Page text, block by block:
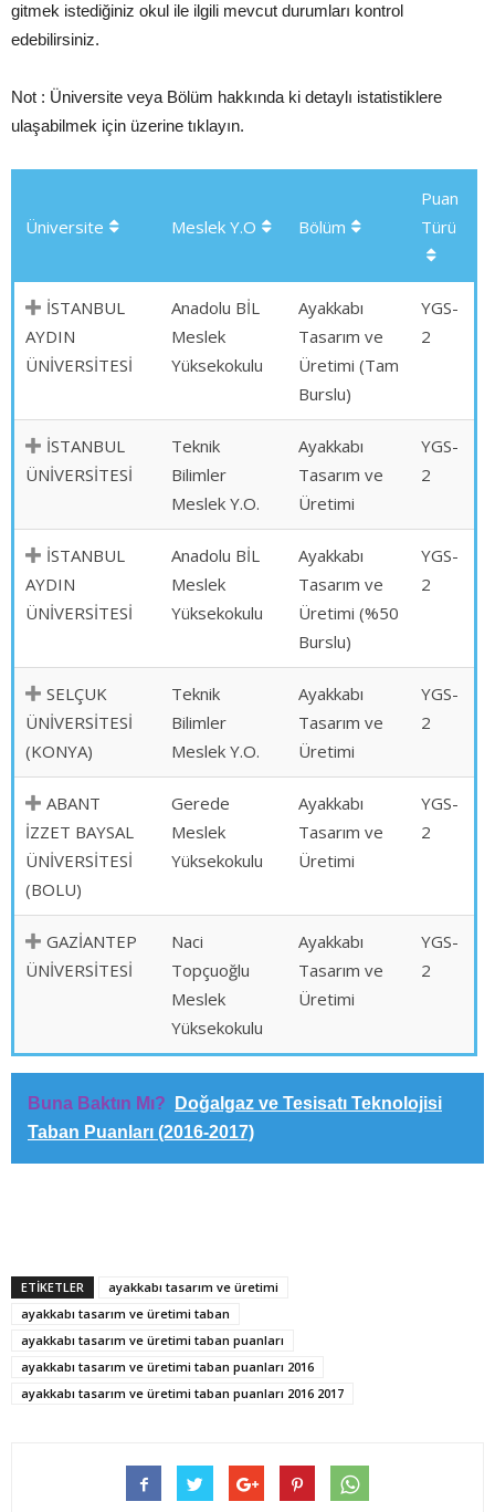
gitmek istediğiniz okul ile ilgili mevcut durumları kontrol
edebilirsiniz.
Not : Üniversite veya Bölüm hakkında ki detaylı istatistiklere
ulaşabilmek için üzerine tıklayın.
Üniversite Meslek Y.O Bölüm
Puan
Türü
İSTANBUL
AYDIN
ÜNİVERSİTESİ
Anadolu BİL
Meslek
Yüksekokulu
Ayakkabı
Tasarım ve
Üretimi (Tam
Burslu)
YGS-
2
İSTANBUL
ÜNİVERSİTESİ
Teknik
Bilimler
Meslek Y.O.
Ayakkabı
Tasarım ve
Üretimi
YGS-
2
İSTANBUL
AYDIN
ÜNİVERSİTESİ
Anadolu BİL
Meslek
Yüksekokulu
Ayakkabı
Tasarım ve
Üretimi (%50
Burslu)
YGS-
2
SELÇUK
ÜNİVERSİTESİ
(KONYA)
Teknik
Bilimler
Meslek Y.O.
Ayakkabı
Tasarım ve
Üretimi
YGS-
2
ABANT
İZZET BAYSAL
ÜNİVERSİTESİ
(BOLU)
Gerede
Meslek
Yüksekokulu
Ayakkabı
Tasarım ve
Üretimi
YGS-
2
GAZİANTEP
ÜNİVERSİTESİ
Naci
Topçuoğlu
Meslek
Yüksekokulu
Ayakkabı
Tasarım ve
Üretimi
YGS-
2
Buna Baktın Mı?
Doğalgaz ve Tesisatı Teknolojisi
Taban Puanları (2016-2017)
ETİKETLER
ayakkabı tasarım ve üretimi
ayakkabı tasarım ve üretimi taban
ayakkabı tasarım ve üretimi taban puanları
ayakkabı tasarım ve üretimi taban puanları 2016
ayakkabı tasarım ve üretimi taban puanları 2016 2017